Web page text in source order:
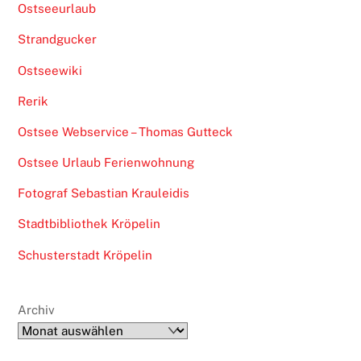
Ostseeurlaub
Strandgucker
Ostseewiki
Rerik
Ostsee Webservice – Thomas Gutteck
Ostsee Urlaub Ferienwohnung
Fotograf Sebastian Krauleidis
Stadtbibliothek Kröpelin
Schusterstadt Kröpelin
Archiv